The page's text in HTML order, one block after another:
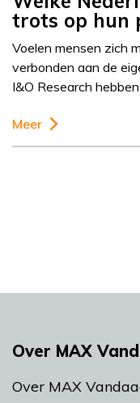
trots op hun
Voelen mensen zich
verbonden aan de
I&O Research
Meer
Over MAX
Over MAX